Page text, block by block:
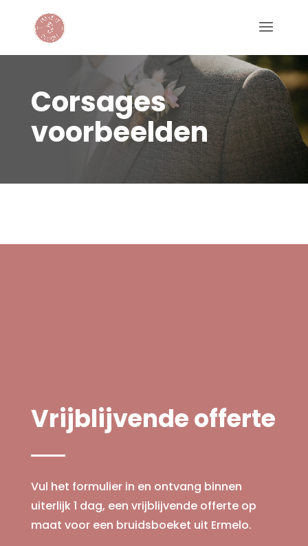
Corsages
voorbeelden
Vrijblijvende offerte
Vul het formulier in en ontvang binnen
uiterlijk 1 dag, een vrijblijvende offerte op
maat voor een bruidsboeket uit Ermelo.